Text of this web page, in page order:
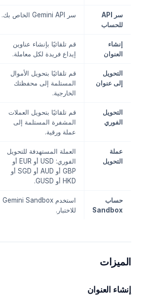
سر API
للحساب
سر Gemini API الخاص بك.
إنشاء
العنوان
قم تلقائيًا بإنشاء عناوين
إيداع فريدة لكل معاملة.
التحويل
إلى عنوان
قم تلقائيًا بتحويل الأموال
المستلمة إلى محفظتك
الخارجية.
التحويل
الفوري
قم تلقائيًا بتحويل العملات
المشفرة المستلمة إلى
عملة ورقية.
عملة
التحويل
العملة المستهدفة للتحويل
الفوري: USD أو EUR أو
GBP أو AUD أو SGD أو
HKD أو GUSD.
حساب
Sandbox
استخدم Gemini Sandbox
للاختبار.
الميزات
إنشاء العنوان